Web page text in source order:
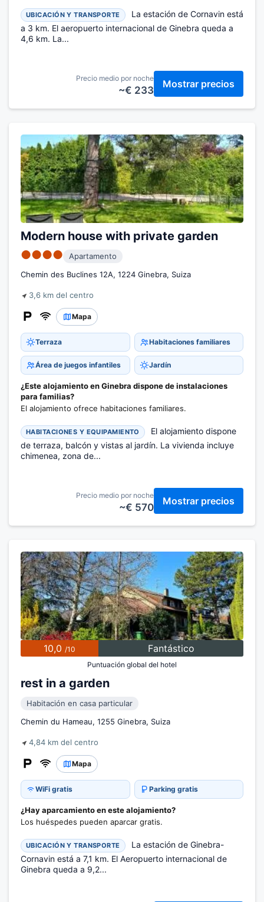
UBICACIÓN Y TRANSPORTE
La estación de Cornavin está
a 3 km. El aeropuerto internacional de Ginebra queda a
4,6 km. La...
Precio medio por noche
~€ 233
Mostrar precios
Modern house with private garden
●●●●
Apartamento
Chemin des Buclines 12A, 1224 Ginebra, Suiza
3,6 km del centro
Mapa
Terraza Habitaciones familiares
Área de juegos infantiles Jardín
¿Este alojamiento en Ginebra dispone de instalaciones
para familias?
El alojamiento ofrece habitaciones familiares.
HABITACIONES Y EQUIPAMIENTO
El alojamiento dispone
de terraza, balcón y vistas al jardín. La vivienda incluye
chimenea, zona de...
Precio medio por noche
~€ 570
Mostrar precios
10,0 /10 Fantástico
Puntuación global del hotel
rest in a garden
Habitación en casa particular
Chemin du Hameau, 1255 Ginebra, Suiza
4,84 km del centro
Mapa
WiFi gratis Parking gratis
¿Hay aparcamiento en este alojamiento?
Los huéspedes pueden aparcar gratis.
UBICACIÓN Y TRANSPORTE
La estación de Ginebra-
Cornavin está a 7,1 km. El Aeropuerto internacional de
Ginebra queda a 9,2...